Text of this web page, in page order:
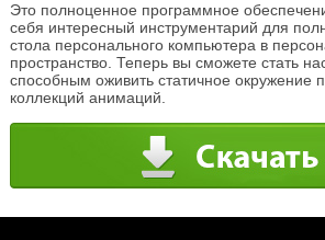
Это полноценное программное
себя интересный инструментарий для
стола персонального компьютера в
пространство. Теперь вы сможете стать
способным оживить статичное окружение
коллекций анимаций.